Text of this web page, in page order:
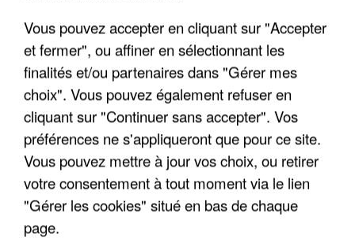
6 août 2026
Vous pouvez accepter en cliquant sur "Accepter
et fermer", ou affiner en sélectionnant les
finalités et/ou partenaires dans "Gérer mes
choix". Vous pouvez également refuser en
cliquant sur "Continuer sans accepter". Vos
préférences ne s'appliqueront que pour ce site.
Vous pouvez mettre à jour vos choix, ou retirer
votre consentement à tout moment via le lien
"Gérer les cookies" situé en bas de chaque
page.